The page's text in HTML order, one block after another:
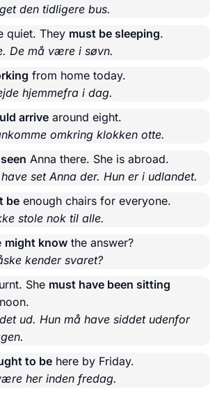
den tidligere bus.
quiet. They must be sleeping.
De må være i søvn.
from home today.
hjemmefra i dag.
arrive around eight.
omkring klokken otte.
Anna there. She is abroad.
set Anna der. Hun er i udlandet.
be enough chairs for everyone.
stole nok til alle.
might know the answer?
kender svaret?
She must have been sitting
ud. Hun må have siddet udenfor
to be here by Friday.
her inden fredag.